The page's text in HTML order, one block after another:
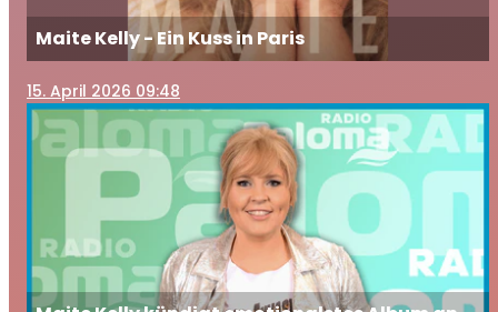
Maite Kelly - Ein Kuss in Paris
15. April 2026 09:48